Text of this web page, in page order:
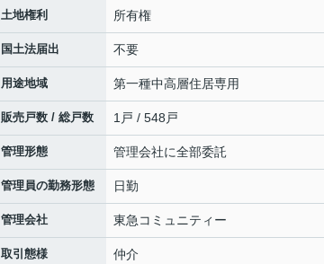
土地権利 所有権
国土法届出 不要
用途地域 第一種中高層住居専用
販売戸数 / 総戸数 1戸 / 548戸
管理形態 管理会社に全部委託
管理員の勤務形態 日勤
管理会社 東急コミュニティー
取引態様 仲介